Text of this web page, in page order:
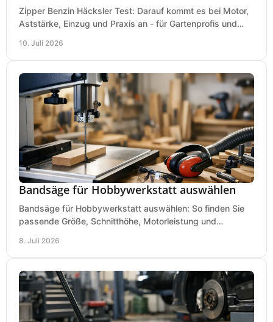
Zipper Benzin Häcksler Test: Darauf kommt es bei Motor,
Aststärke, Einzug und Praxis an - für Gartenprofis und
10. Juli 2026
Bandsäge für Hobbywerkstatt auswählen
Bandsäge für Hobbywerkstatt auswählen: So finden Sie
passende Größe, Schnitthöhe, Motorleistung und
8. Juli 2026